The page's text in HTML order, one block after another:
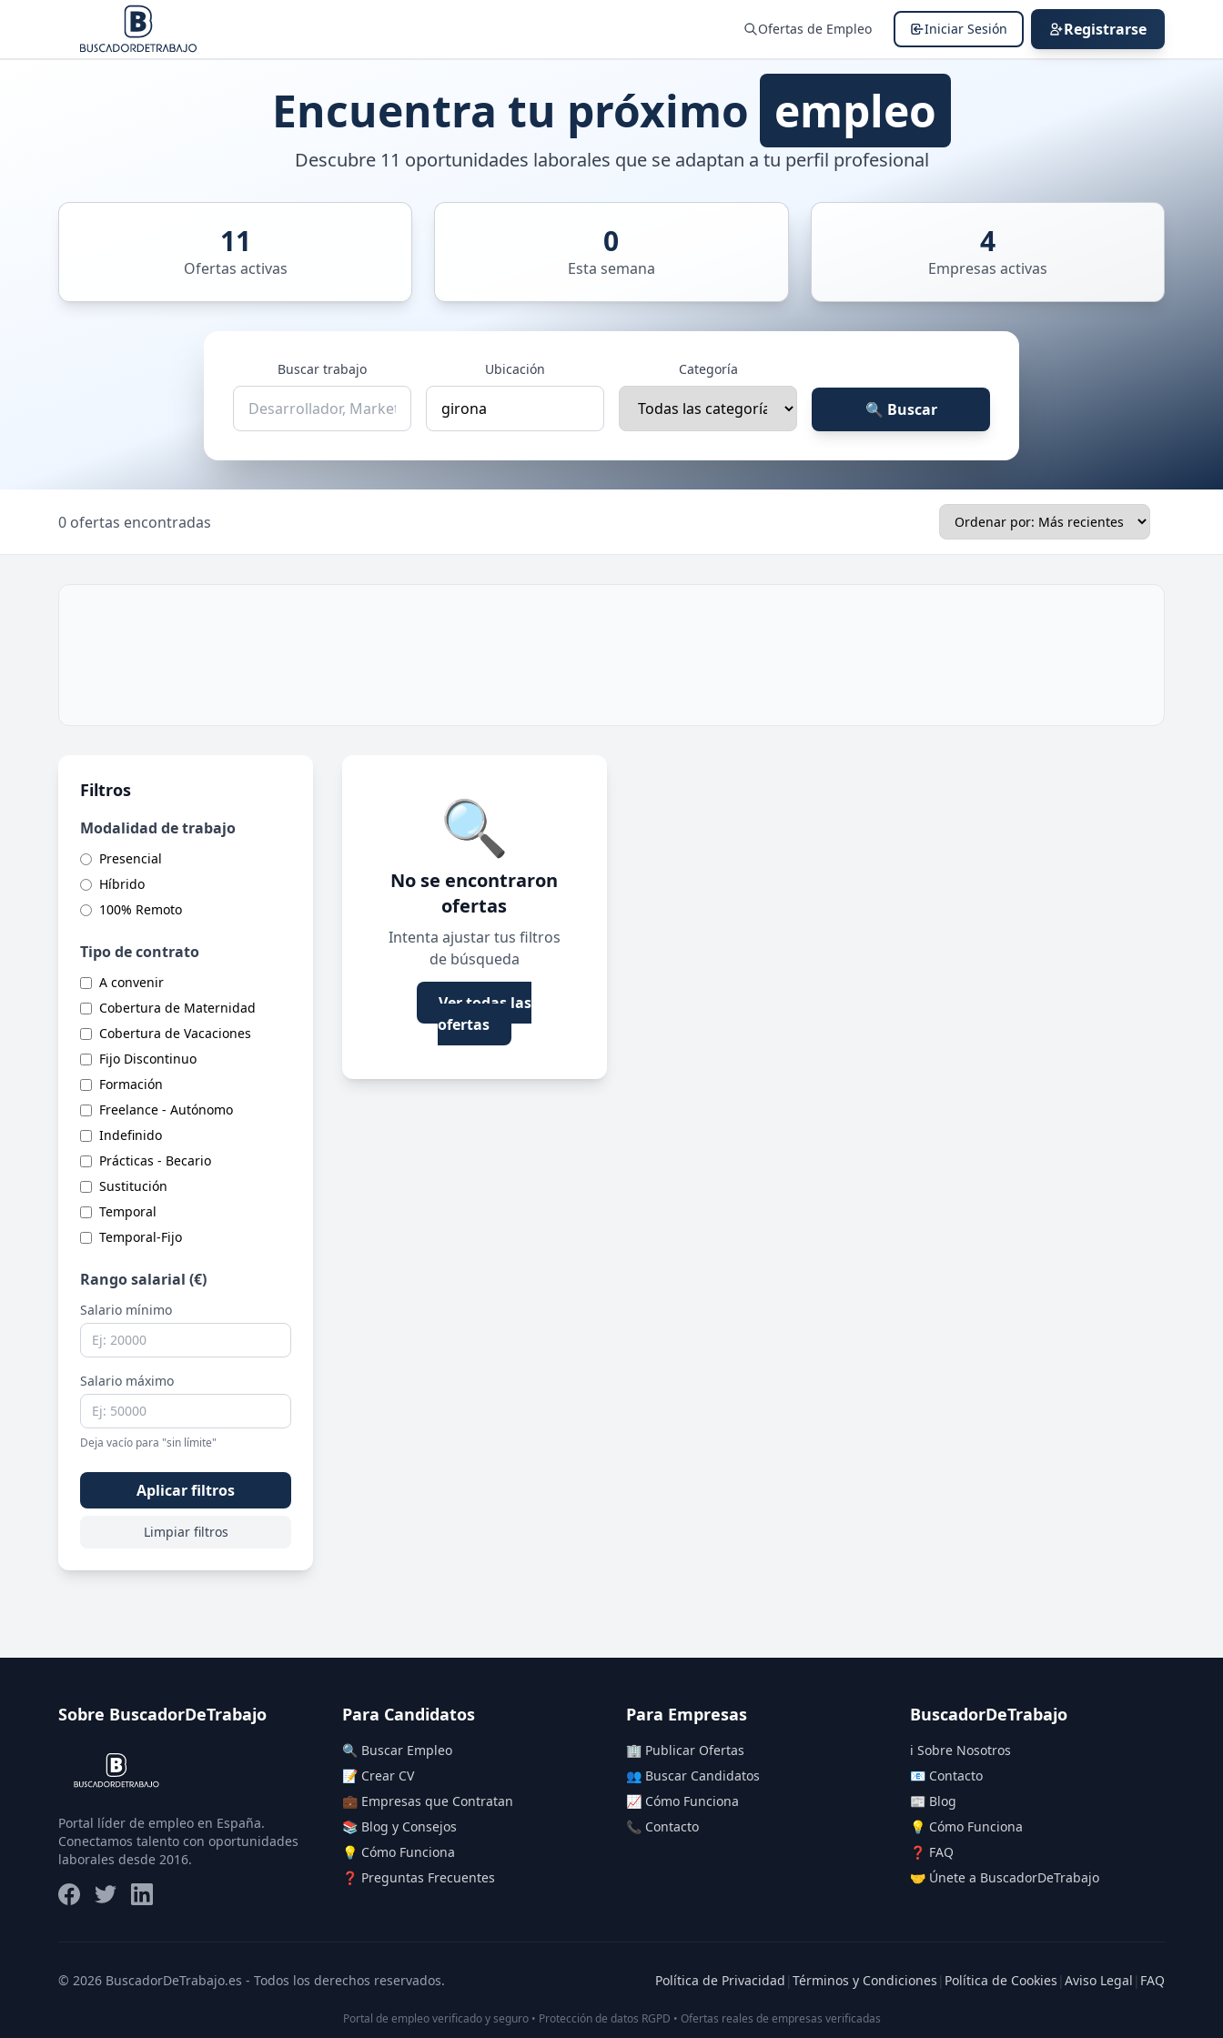
Ofertas de Empleo Iniciar Sesión Registrarse
Encuentra tu próximo empleo
Descubre 11 oportunidades laborales que se adaptan a tu perfil profesional
11
Ofertas activas
0
Esta semana
4
Empresas activas
Buscar trabajo Ubicación Categoría
🔍 Buscar
0 ofertas encontradas
Filtros
Modalidad de trabajo
Presencial
Híbrido
100% Remoto
Tipo de contrato
A convenir
Cobertura de Maternidad
Cobertura de Vacaciones
Fijo Discontinuo
Formación
Freelance - Autónomo
Indefinido
Prácticas - Becario
Sustitución
Temporal
Temporal-Fijo
Rango salarial (€)
Salario mínimo
Salario máximo
Deja vacío para "sin límite"
Aplicar filtros
Limpiar filtros
🔍
No se encontraron
ofertas
Intenta ajustar tus filtros
de búsqueda
Ver todas las
ofertas
Sobre BuscadorDeTrabajo
Portal líder de empleo en España.
Conectamos talento con oportunidades
laborales desde 2016.
Para Candidatos
🔍 Buscar Empleo
📝 Crear CV
💼 Empresas que Contratan
📚 Blog y Consejos
💡 Cómo Funciona
❓ Preguntas Frecuentes
Para Empresas
🏢 Publicar Ofertas
👥 Buscar Candidatos
📈 Cómo Funciona
📞 Contacto
BuscadorDeTrabajo
ℹ️ Sobre Nosotros
📧 Contacto
📰 Blog
💡 Cómo Funciona
❓ FAQ
🤝 Únete a BuscadorDeTrabajo
© 2026 BuscadorDeTrabajo.es - Todos los derechos reservados. Política de Privacidad | Términos y Condiciones | Política de Cookies | Aviso Legal | FAQ
Portal de empleo verificado y seguro • Protección de datos RGPD • Ofertas reales de empresas verificadas